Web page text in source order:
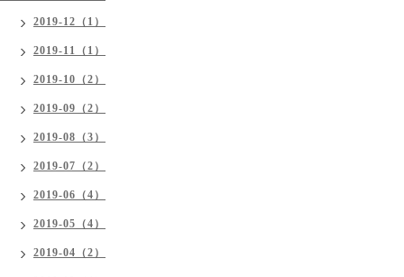
2019-12（1）
2019-11（1）
2019-10（2）
2019-09（2）
2019-08（3）
2019-07（2）
2019-06（4）
2019-05（4）
2019-04（2）